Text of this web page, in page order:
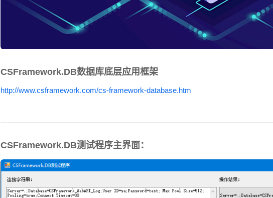
CSFramework.DB数据库底层应用框架
http://www.csframework.com/cs-framework-database.htm
CSFramework.DB测试程序主界面：